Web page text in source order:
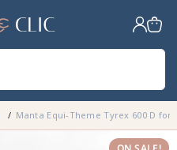
Manta Equi-Theme Tyrex 600 D